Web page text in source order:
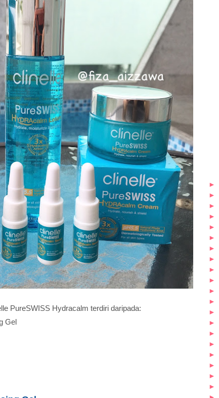
PureSWISS Hydracalm terdiri daripada:
Gel
►
►
►
►
►
►
►
►
►
►
►
►
►
►
►
►
►
►
►
►